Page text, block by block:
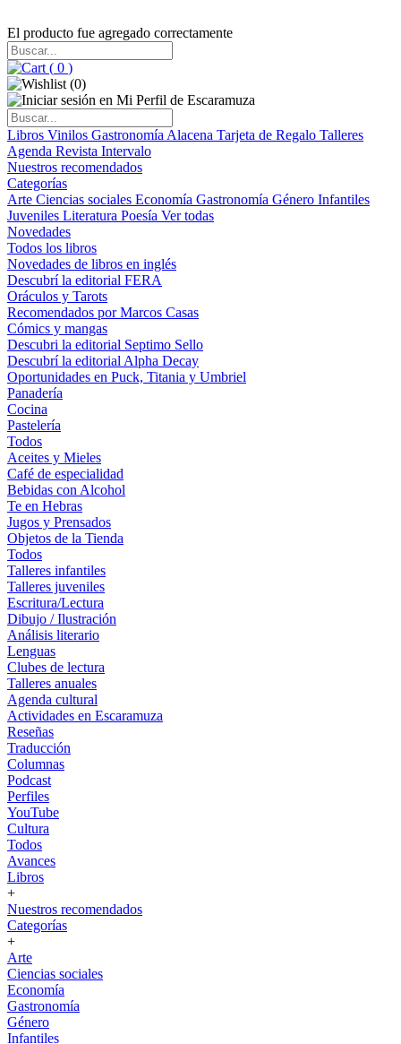
El producto fue agregado correctamente
( 0 )
(0)
Libros Vinilos Gastronomía Alacena Tarjeta de Regalo Talleres
Agenda Revista Intervalo
Nuestros recomendados
Categorías
Arte Ciencias sociales Economía Gastronomía Género Infantiles
Juveniles Literatura Poesía Ver todas
Novedades
Todos los libros
Novedades de libros en inglés
Descubrí la editorial FERA
Oráculos y Tarots
Recomendados por Marcos Casas
Cómics y mangas
Descubri la editorial Septimo Sello
Descubrí la editorial Alpha Decay
Oportunidades en Puck, Titania y Umbriel
Panadería
Cocina
Pastelería
Todos
Aceites y Mieles
Café de especialidad
Bebidas con Alcohol
Te en Hebras
Jugos y Prensados
Objetos de la Tienda
Todos
Talleres infantiles
Talleres juveniles
Escritura/Lectura
Dibujo / Ilustración
Análisis literario
Lenguas
Clubes de lectura
Talleres anuales
Agenda cultural
Actividades en Escaramuza
Reseñas
Traducción
Columnas
Podcast
Perfiles
YouTube
Cultura
Todos
Avances
Libros
+
Nuestros recomendados
Categorías
+
Arte
Ciencias sociales
Economía
Gastronomía
Género
Infantiles